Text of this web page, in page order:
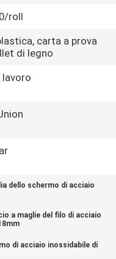
roll
carta a prova
di legno
lavoro
dello schermo di acciaio
a maglie del filo di acciaio
di acciaio inossidabile di